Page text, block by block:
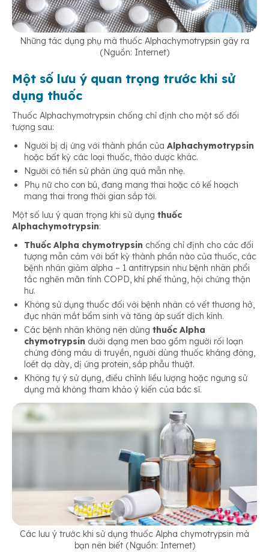
Những tác dụng phụ mà thuốc Alphachymotrypsin gây ra
(Nguồn: Internet)
Một số lưu ý quan trọng trước khi sử
dụng thuốc
Thuốc Alphachymotrypsin chống chỉ định cho một số đối
tượng sau:
Người bị dị ứng với thành phần của Alphachymotrypsin
hoặc bất kỳ các loại thuốc, thảo dược khác.
Người có tiền sử phản ứng quá mẫn nhẹ.
Phụ nữ cho con bú, đang mang thai hoặc có kế hoạch
mang thai trong thời gian sắp tới.
Một số lưu ý quan trọng khi sử dụng thuốc
Alphachymotrypsin:
Thuốc Alpha chymotrypsin chống chỉ định cho các đối
tượng mẫn cảm với bất kỳ thành phần nào của thuốc, các
bệnh nhân giảm alpha – 1 antitrypsin như bệnh nhân phổi
tắc nghẽn mãn tính COPD, khí phế thủng, hội chứng thận
hư.
Không sử dụng thuốc đối với bệnh nhân có vết thương hở,
đục nhân mắt bẩm sinh và tăng áp suất dịch kính.
Các bệnh nhân không nên dùng thuốc Alpha
chymotrypsin dưới dạng men bao gồm người rối loạn
chứng đông máu di truyền, người dùng thuốc kháng đông,
loét dạ dày, dị ứng protein, sắp phẫu thuật.
Không tự ý sử dụng, điều chỉnh liều lượng hoặc ngưng sử
dụng mà không tham khảo ý kiến của bác sĩ.
Các lưu ý trước khi sử dụng thuốc Alpha chymotrypsin mà
bạn nên biết (Nguồn: Internet)